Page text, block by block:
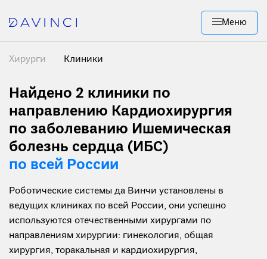
Меню
Хирурги Клиники
Найдено 2 клиники по
направлению Кардиохирургия
по заболеванию Ишемическая
болезнь сердца (ИБС)
по всей России
Роботические системы да Винчи установлены в
ведущих клиниках по всей России, они успешно
используются отечественными хирургами по
направлениям хирургии: гинекология, общая
хирургия, торакальная и кардиохирургия,